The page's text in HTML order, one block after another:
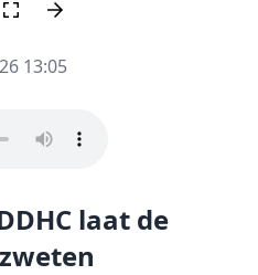
13:05
laat de